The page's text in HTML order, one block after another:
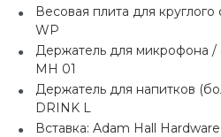
Весовая плита для
WP
Держатель для микрофона /
MH 01
Держатель для напитков
DRINK L
Вставка: Adam Hall